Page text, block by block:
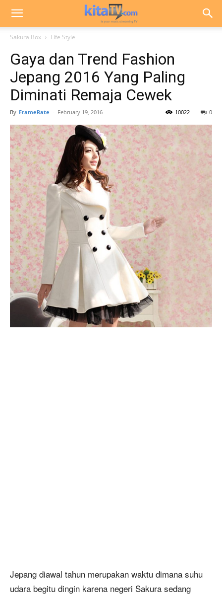
Sakura Box Life Style
Gaya dan Trend Fashion
Jepang 2016 Yang Paling
Diminati Remaja Cewek
By FrameRate - February 19, 2016 0
10022
Jepang diawal tahun merupakan waktu dimana suhu
udara begitu dingin karena negeri Sakura sedang